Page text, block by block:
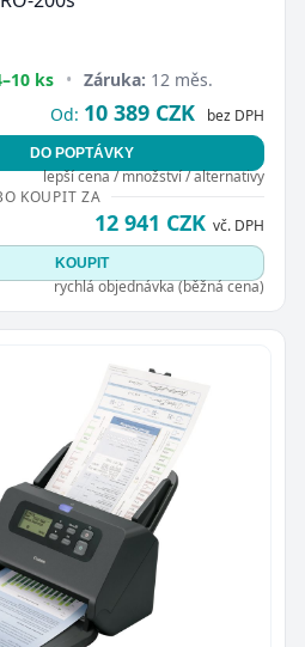
ks • Záruka: 12 měs.
Od: 10 389 CZK bez DPH
DO POPTÁVKY
lepší cena / množství / alternativy
KOUPIT ZA
12 941 CZK vč. DPH
KOUPIT
rychlá objednávka (běžná cena)